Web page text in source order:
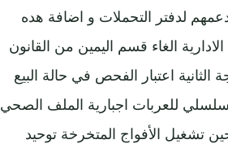
لدفتر التحملات و اضافة هده
الادارية الغاء قسم اليمين من القانون
اعتبار الفحص في حالة البيع
للعربات اجبارية الملف الصحي
تشغيل الأفواج المتخرخة توحيد